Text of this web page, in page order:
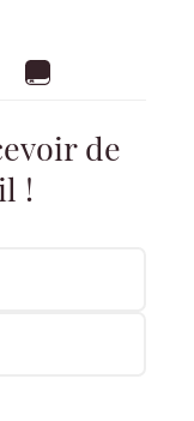
de
!